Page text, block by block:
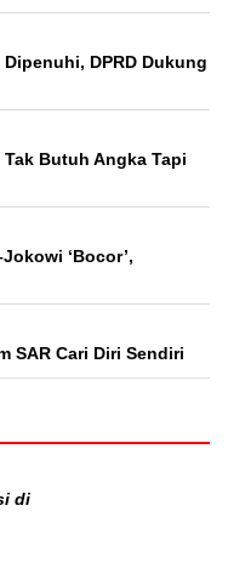
DPRD Dukung
Tak Butuh Angka Tapi
‘Bocor’,
SAR Cari Diri Sendiri
di